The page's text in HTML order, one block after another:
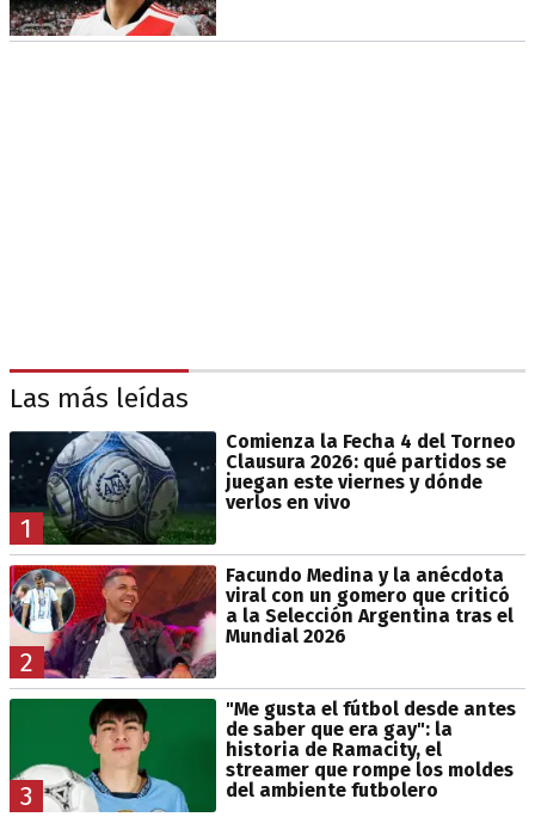
Las más leídas
1
Comienza la Fecha 4 del Torneo
Clausura 2026: qué partidos se
juegan este viernes y dónde
verlos en vivo
2
Facundo Medina y la anécdota
viral con un gomero que criticó
a la Selección Argentina tras el
Mundial 2026
3
"Me gusta el fútbol desde antes
de saber que era gay": la
historia de Ramacity, el
streamer que rompe los moldes
del ambiente futbolero